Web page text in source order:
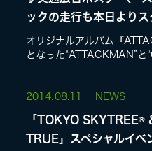
ックの走行も本日よりス
オリジナルアルバム『
となった“ATTACKMAN”
2014. 08.11 NEWS
「TOKYO
TRUE」スペシャルイベ